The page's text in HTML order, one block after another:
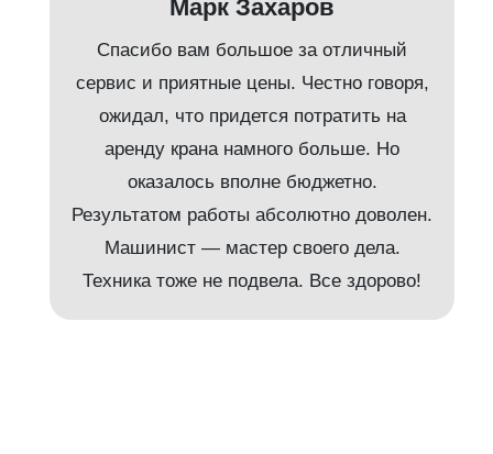
Марк Захаров
Спасибо вам большое за отличный
сервис и приятные цены. Честно говоря,
ожидал, что придется потратить на
аренду крана намного больше. Но
оказалось вполне бюджетно.
Результатом работы абсолютно доволен.
Машинист — мастер своего дела.
Техника тоже не подвела. Все здорово!